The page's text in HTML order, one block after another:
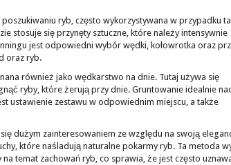
ryb, często wykorzystywana w przypadku
stosuje się przynęty sztuczne, które należy intensywnie
jest odpowiedni wybór wędki, kołowrotka oraz
oraz ryb.
również jako wędkarstwo na dnie. Tutaj używa się
ryby, które żerują przy dnie. Gruntowanie idealnie
ustawienie zestawu w odpowiednim miejscu, a także
dużym zainteresowaniem ze względu na swoją
które naśladują naturalne pokarmy ryb. Ta metoda
temat zachowań ryb, co sprawia, że jest często